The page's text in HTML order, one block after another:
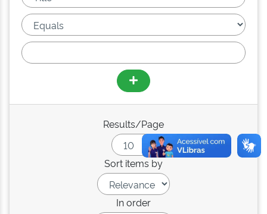
Results/Page
Sort items by
In order